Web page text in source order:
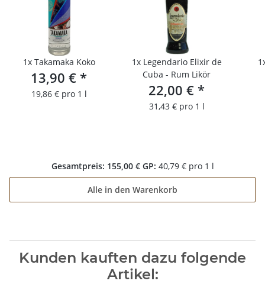
1x Takamaka Koko
13,90 € *
19,86 € pro 1 l
1x Legendario Elixir de
Cuba - Rum Likör
22,00 € *
31,43 € pro 1 l
Gesamtpreis: 155,00 € GP: 40,79 € pro 1 l
Alle in den Warenkorb
Kunden kauften dazu folgende
Artikel: